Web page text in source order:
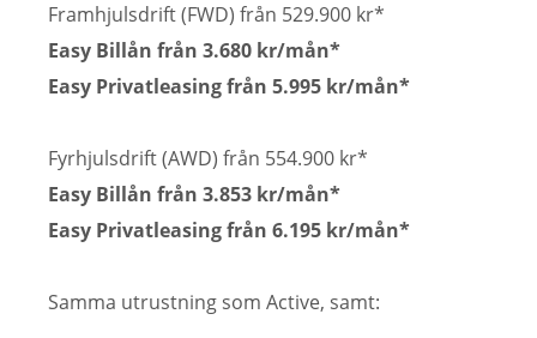
Framhjulsdrift (FWD) från 529.900 kr*
Easy Billån från 3.680 kr/mån*
Easy Privatleasing från 5.995 kr/mån*
Fyrhjulsdrift (AWD) från 554.900 kr*
Easy Billån från 3.853 kr/mån*
Easy Privatleasing från 6.195 kr/mån*
Samma utrustning som Active, samt: